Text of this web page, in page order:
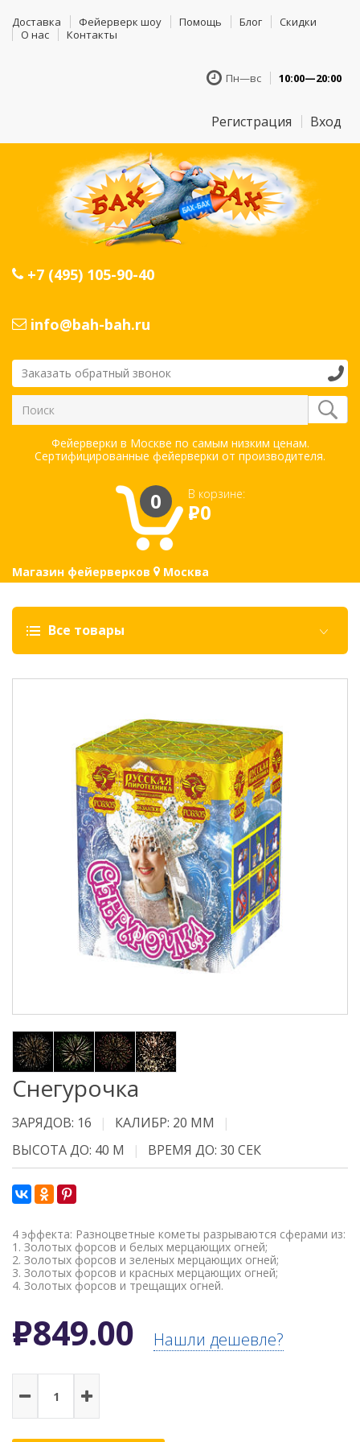
Доставка Фейерверк шоу Помощь Блог
Скидки
О нас
Контакты
Пн—вс 10:00—20:00
Регистрация Вход
+7 (495) 105-90-40
info@bah-bah.ru
Заказать обратный звонок
Фейерверки в Москве по самым низким ценам.
Сертифицированные фейерверки от производителя.
0 В корзине:
Р0
Магазин фейерверков Москва
Все товары
Снегурочка
ЗАРЯДОВ: 16
КАЛИБР: 20 ММ
ВЫСОТА ДО: 40 М
ВРЕМЯ ДО: 30 СЕК
4 эффекта: Разноцветные кометы разрываются сферами из:
1. Золотых форсов и белых мерцающих огней;
2. Золотых форсов и зеленых мерцающих огней;
3. Золотых форсов и красных мерцающих огней;
4. Золотых форсов и трещащих огней.
Р849.00 Нашли дешевле?